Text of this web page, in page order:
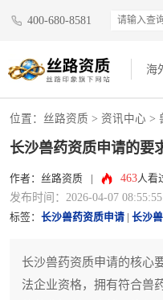
400-680-8581
海
位置： 丝路资质 > 资讯中心 >
长沙兽药资质申请的要
作者：丝路资质 463人看
发布时间：2026-04-07 08:55:55
标签： 长沙兽药资质申请 长沙
长沙兽药资质申请的核心
法企业资格，拥有符合兽